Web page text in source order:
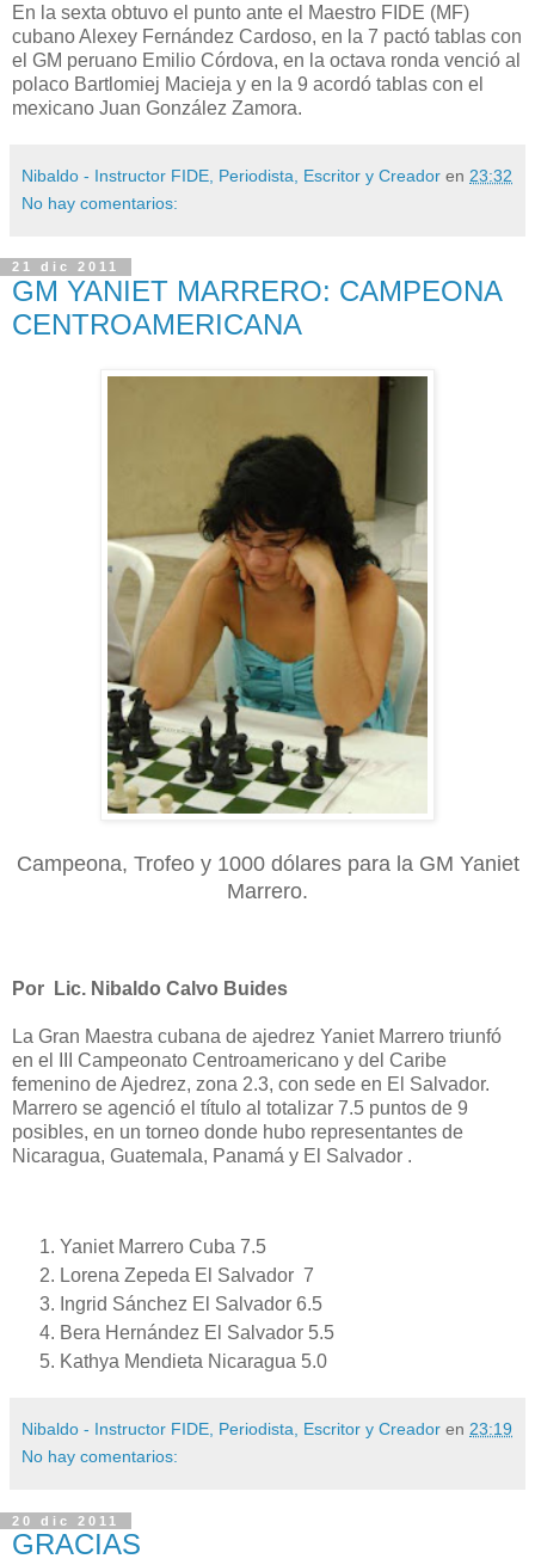
En la sexta obtuvo el punto ante el Maestro FIDE (MF)
cubano Alexey Fernández Cardoso, en la 7 pactó tablas con
el GM peruano Emilio Córdova, en la octava ronda venció al
polaco Bartlomiej Macieja y en la 9 acordó tablas con el
mexicano Juan González Zamora.
Nibaldo - Instructor FIDE, Periodista, Escritor y Creador en 23:32
No hay comentarios:
21 dic 2011
GM YANIET MARRERO: CAMPEONA
CENTROAMERICANA
Campeona, Trofeo y 1000 dólares para la GM Yaniet
Marrero.
Por Lic. Nibaldo Calvo Buides
La Gran Maestra cubana de ajedrez Yaniet Marrero triunfó
en el III Campeonato Centroamericano y del Caribe
femenino de Ajedrez, zona 2.3, con sede en El Salvador.
Marrero se agenció el título al totalizar 7.5 puntos de 9
posibles, en un torneo donde hubo representantes de
Nicaragua, Guatemala, Panamá y El Salvador .
Yaniet Marrero Cuba 7.5
Lorena Zepeda El Salvador 7
Ingrid Sánchez El Salvador 6.5
Bera Hernández El Salvador 5.5
Kathya Mendieta Nicaragua 5.0
Nibaldo - Instructor FIDE, Periodista, Escritor y Creador en 23:19
No hay comentarios:
20 dic 2011
GRACIAS